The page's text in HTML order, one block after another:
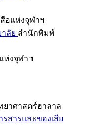
อแห่งจุฬาฯ
ลัย สำนักพิมพ์
ห่งจุฬาฯ
ยาศาสตร์ฮาลาล
สารและของเสีย